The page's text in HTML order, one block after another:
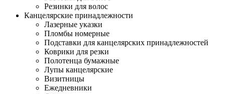
Резинки для волос
Канцелярские принадлежности
Лазерные указки
Пломбы номерные
Подставки для канцелярских принадлежностей
Коврики для резки
Полотенца бумажные
Лупы канцелярские
Визитницы
Ежедневники